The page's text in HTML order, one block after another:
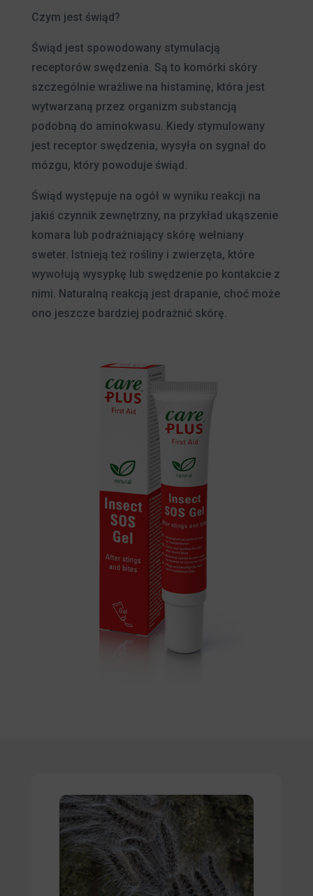
Czym jest świąd?
Świąd jest spowodowany stymulacją
receptorów swędzenia. Są to komórki skóry
szczególnie wrażliwe na histaminę, która jest
wytwarzaną przez organizm substancją
podobną do aminokwasu. Kiedy stymulowany
jest receptor swędzenia, wysyła on sygnał do
mózgu, który powoduje świąd.
Świąd występuje na ogół w wyniku reakcji na
jakiś czynnik zewnętrzny, na przykład ukąszenie
komara lub podrażniający skórę wełniany
sweter. Istnieją też rośliny i zwierzęta, które
wywołują wysypkę lub swędzenie po kontakcie z
nimi. Naturalną reakcją jest drapanie, choć może
ono jeszcze bardziej podrażnić skórę.